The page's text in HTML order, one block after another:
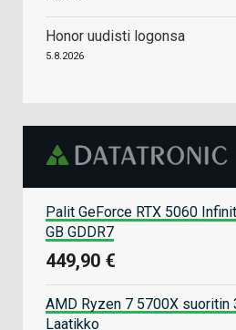
Honor uudisti logonsa
5.8.2026
Palit GeForce RTX 5060
GB GDDR7
449,90 €
AMD Ryzen 7 5700X suoritin
Laatikko